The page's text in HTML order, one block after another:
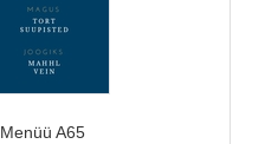
Menüü A65